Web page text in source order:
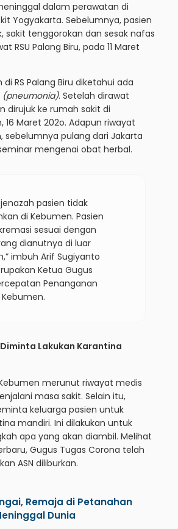
dalam perawatan di
Yogyakarta. Sebelumnya, pasien
sakit tenggorokan dan sesak nafas
RSU Palang Biru, pada 11 Maret
RS Palang Biru diketahui ada
(pneumonia). Setelah dirawat
dirujuk ke rumah sakit di
16 Maret 202o. Adapun riwayat
sebelumnya pulang dari Jakarta
mengenai obat herbal.
pasien tidak
di Kebumen. Pasien
sesuai dengan
dianutnya di luar
imbuh Arif Sugiyanto
Ketua Gugus
Penanganan
Lakukan Karantina
merunut riwayat medis
masa sakit. Selain itu,
keluarga pasien untuk
mandiri. Ini dilakukan untuk
apa yang akan diambil. Melihat
Gugus Tugas Corona telah
ASN diliburkan.
Remaja di Petanahan
Dunia